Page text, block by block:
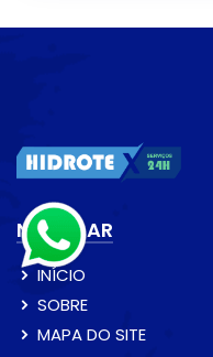
NAVEGAR
INÍCIO
SOBRE
MAPA DO SITE